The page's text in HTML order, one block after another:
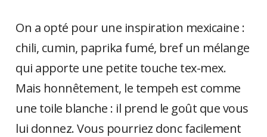
On a opté pour une inspiration mexicaine :
chili, cumin, paprika fumé, bref un mélange
qui apporte une petite touche tex-mex.
Mais honnêtement, le tempeh est comme
une toile blanche : il prend le goût que vous
lui donnez. Vous pourriez donc facilement